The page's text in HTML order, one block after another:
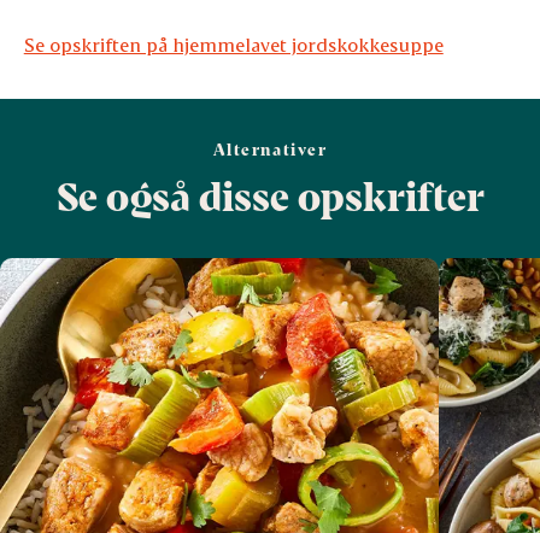
Se opskriften på hjemmelavet jordskokkesuppe
Alternativer
Se også disse opskrifter